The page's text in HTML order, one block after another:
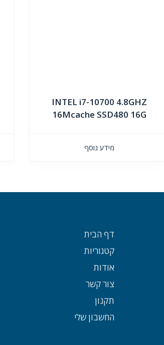
INTEL i7-10700 4.8GHZ
16Mcache SSD480 16G
מידע נוסף
דף הבית
קטגוריות
אודות
צור קשר
תקנון
החשבון שלי